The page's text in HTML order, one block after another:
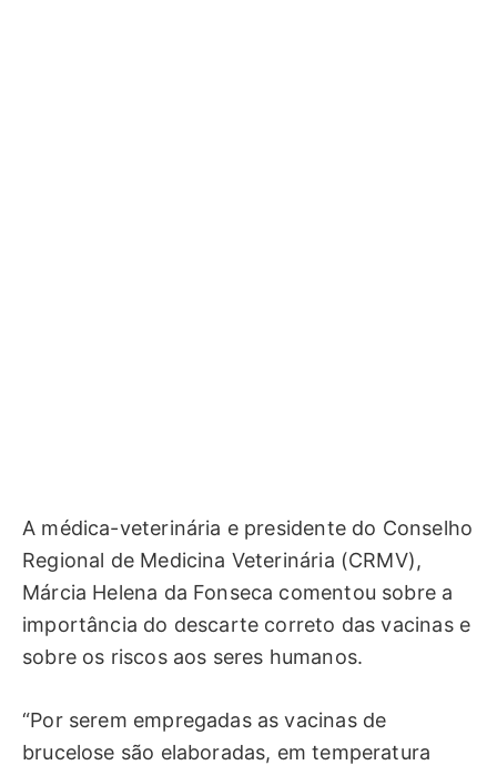
A médica-veterinária e presidente do Conselho
Regional de Medicina Veterinária (CRMV),
Márcia Helena da Fonseca comentou sobre a
importância do descarte correto das vacinas e
sobre os riscos aos seres humanos.
“Por serem empregadas as vacinas de
brucelose são elaboradas, em temperatura